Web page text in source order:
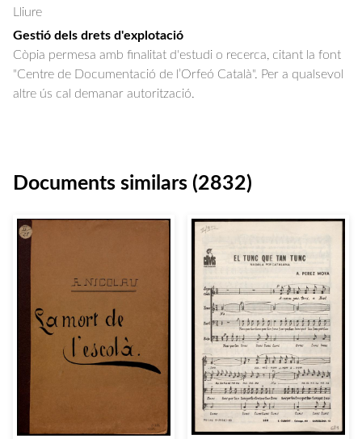
Lliure
Gestió dels drets d'explotació
Còpia permesa amb finalitat d'estudi o recerca, citant la font
"Centre de Documentació de l’Orfeó Català". Per a qualsevol
altre ús cal demanar autorització.
Documents similars (2832)